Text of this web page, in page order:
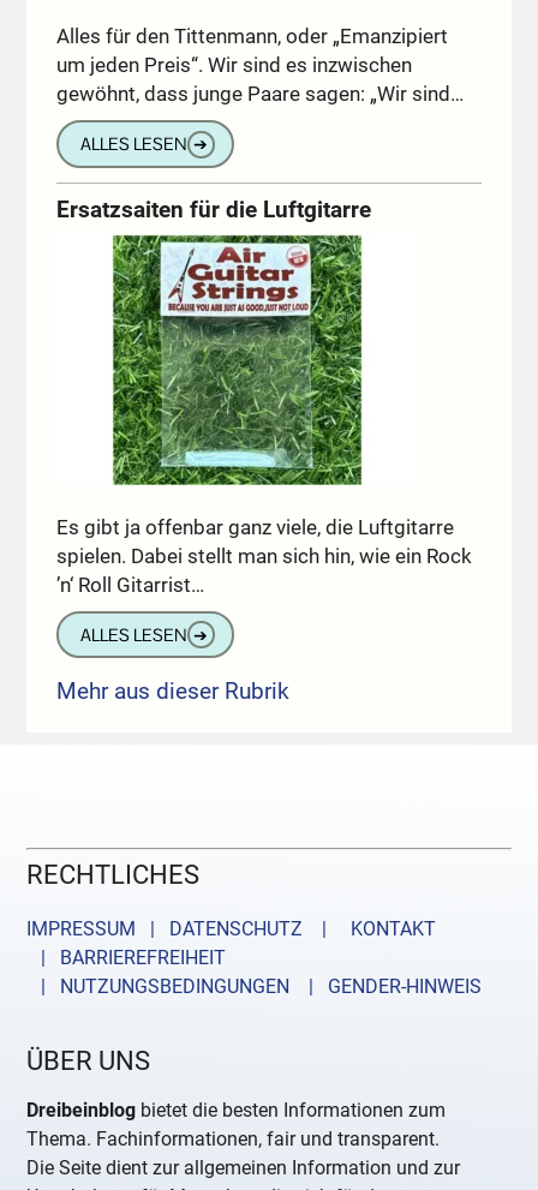
Alles für den Tittenmann, oder „Emanzipiert
um jeden Preis“. Wir sind es inzwischen
gewöhnt, dass junge Paare sagen: „Wir sind…
ALLES LESEN ➔
Ersatzsaiten für die Luftgitarre
Es gibt ja offenbar ganz viele, die Luftgitarre
spielen. Dabei stellt man sich hin, wie ein Rock
’n‘ Roll Gitarrist…
ALLES LESEN ➔
Mehr aus dieser Rubrik
RECHTLICHES
IMPRESSUM | DATENSCHUTZ |
KONTAKT
| BARRIEREFREIHEIT
| NUTZUNGSBEDINGUNGEN
| GENDER-HINWEIS
ÜBER UNS
Dreibeinblog bietet die besten Informationen zum
Thema. Fachinformationen, fair und transparent.
Die Seite dient zur allgemeinen Information und zur